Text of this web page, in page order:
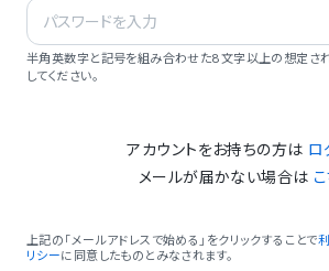
半角英数字と記号を組み合わせた8文字以上の想定さ
してください。
アカウントをお持ちの方は ロ
メールが届かない場合は
上記の「メールアドレスで始める」をクリックすることで
リシーに同意したものとみなされます。